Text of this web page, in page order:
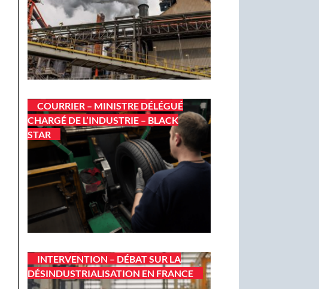
COURRIER – MINISTRE DÉLÉGUÉ
CHARGÉ DE L’INDUSTRIE – BLACK
STAR
INTERVENTION – DÉBAT SUR LA
DÉSINDUSTRIALISATION EN FRANCE